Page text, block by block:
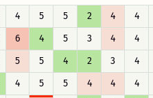
4 5 5 2 4 4
6 4 5 3 4 4
5 5 4 2 3 4
4 5 5 4 4 4